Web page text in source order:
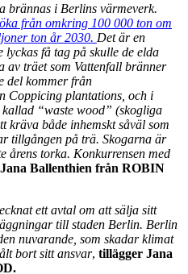
brännas i Berlins värmeverk.
från omkring 100 000 ton om
ton år 2030. Det är en
få tag på skulle de elda
av träet som Vattenfall bränner
del kommer från
Coppicing plantations, och i
“waste wood” (skogliga
kräva både inhemskt såväl som
tillgången på trä. Skogarna är
årens torka. Konkurrensen med
Ballenthien från ROBIN
ett avtal om att sälja sitt
till staden Berlin. Berlin
nuvarande, som skadar klimat
bort sitt ansvar, tillägger Jana